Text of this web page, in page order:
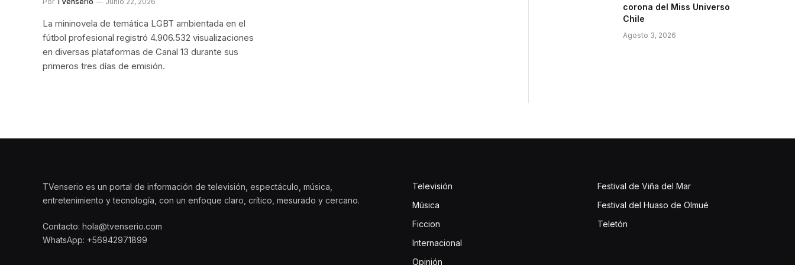
La mininovela de temática LGBT ambientada en el
fútbol profesional registró 4.906.532 visualizaciones
en diversas plataformas de Canal 13 durante sus
primeros tres días de emisión.
corona del Miss Universo
Chile
Agosto 3, 2026
TVenserio es un portal de información de televisión, espectáculo, música,
entretenimiento y tecnología, con un enfoque claro, crítico, mesurado y cercano.
Contacto: hola@tvenserio.com
WhatsApp: +56942971899
Televisión
Música
Ficcion
Internacional
Opinión
Festival de Viña del Mar
Festival del Huaso de Olmué
Teletón